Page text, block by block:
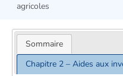
agricoles
Sommaire
Chapitre 2 – Aides aux